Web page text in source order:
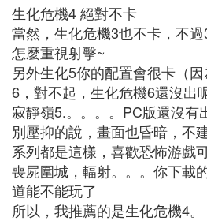
生化危機4 絕對不卡
當然，生化危機3也不卡，不
怎麼重視射擊~
另外生化5你的配置會很卡（
6，對不起，生化危機6還沒出
寂靜嶺5.。。。。PC版還沒有
別壓抑的說，畫面也昏暗，不
系列都是這樣，喜歡恐怖游戲
喪屍圍城，輻射。。。你下載
道能不能玩了
所以，我推薦的是生化危機4。